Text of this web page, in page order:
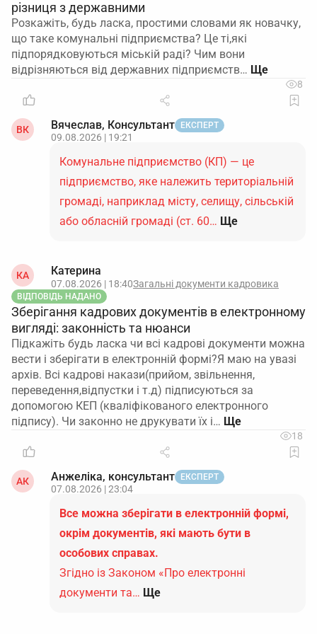
різниця з державними
Розкажіть, будь ласка, простими словами як новачку,
що таке комунальні підприємства? Це ті,які
підпорядковуються міській раді? Чим вони
відрізняються від державних підприємств…
8
ВК Вячеслав, Консультант ЕКСПЕРТ
09.08.2026 | 19:21
Комунальне підприємство (КП) — це
підприємство, яке належить територіальній
громаді, наприклад місту, селищу, сільській
або обласній громаді (ст. 60… Ще
КА Катерина
07.08.2026 | 18:40Загальні документи кадровика
ВІДПОВІДЬ НАДАНО
Зберігання кадрових документів в електронному
вигляді: законність та нюанси
Підкажіть будь ласка чи всі кадрові документи можна
вести і зберігати в електронній формі?Я маю на увазі
архів. Всі кадрові накази(прийом, звільнення,
переведення,відпустки і т.д) підписуються за
допомогою КЕП (кваліфікованого електронного
підпису). Чи законно не друкувати їх і…
18
АК Анжеліка, консультант ЕКСПЕРТ
07.08.2026 | 23:04
Все можна зберігати в електронній формі,
окрім документів, які мають бути в
особових справах.
Згідно із Законом «Про електронні
документи та… Ще